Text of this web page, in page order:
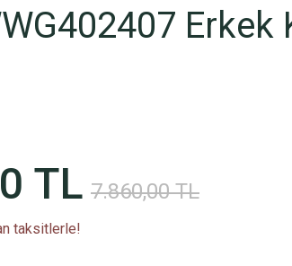
Erkek
TL 7.860,00 TL
taksitlerle!